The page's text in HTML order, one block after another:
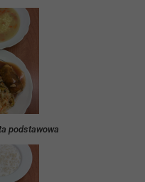
podstawowa